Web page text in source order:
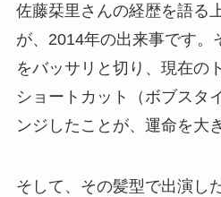
佐藤栞里さんの経歴を語る
が、2014年の出来事です。
をバッサリと切り、現在の
ショートカット（ボブスタ
ンジしたことが、運命を大
そして、その髪型で出演し